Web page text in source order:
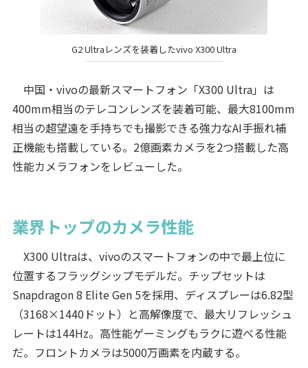
G2 Ultraレンズを装着したvivo X300 Ultra
中国・vivoの最新スマートフォン「X300 Ultra」は
400mm相当のテレコンレンズを装着可能、最大8100mm
相当の超望遠を手持ちでも撮影できる強力なAI手振れ補
正機能も搭載している。2億画素カメラを2つ搭載した高
性能カメラフォンをレビューした。
業界トップのカメラ性能
X300 Ultraは、vivoのスマートフォンの中で最上位に
位置するフラッグシップモデルだ。チップセットは
Snapdragon 8 Elite Gen 5を採用、ディスプレーは6.82型
（3168×1440ドット）と高解像度で、最大リフレッシュ
レートは144Hz。高性能ゲーミングもラクに遊べる性能
だ。フロントカメラは5000万画素を内蔵する。